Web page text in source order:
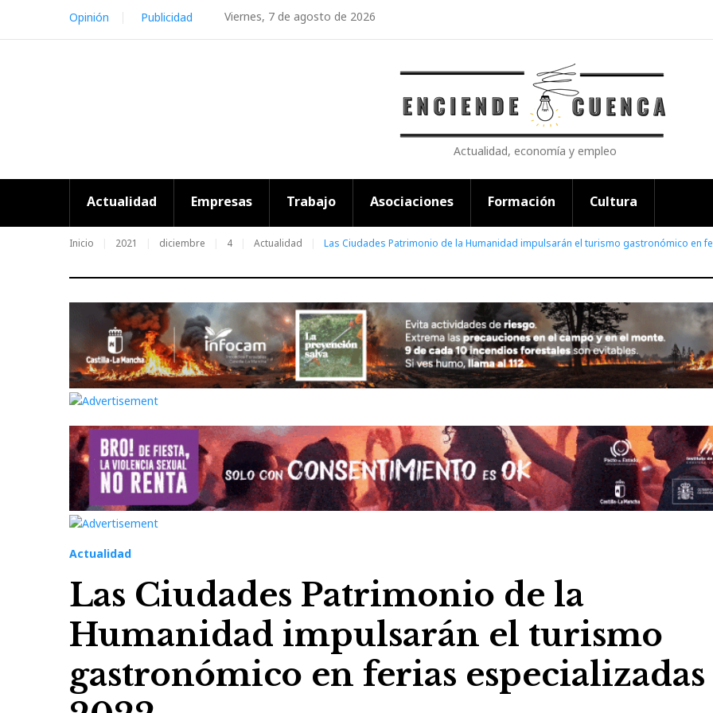
content
Viernes, 7 de agosto de 2026
Opinión Publicidad
Actualidad, economía y empleo
Actualidad Empresas Trabajo Asociaciones Formación Cultura
Inicio 2021 diciembre 4 Actualidad Las Ciudades Patrimonio de la Humanidad impulsarán el turismo gastronómico en
Actualidad
Las Ciudades Patrimonio de la
Humanidad impulsarán el turismo
gastronómico en ferias